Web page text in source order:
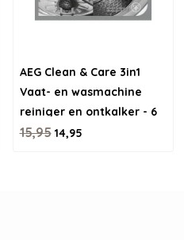
AEG Clean & Care 3in1
Vaat- en wasmachine
reiniger en ontkalker - 6
stuks
15,9514,95